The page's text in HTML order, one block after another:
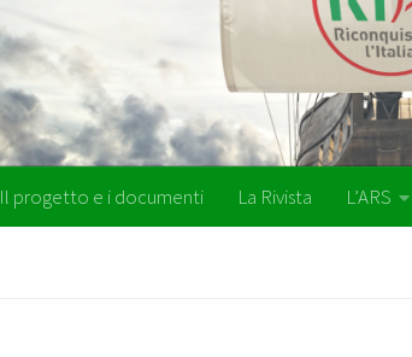
Il progetto e i documenti La Rivista L’ARS